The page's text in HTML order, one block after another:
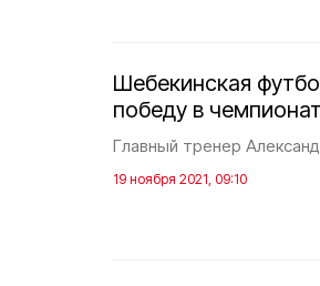
Шебекинская
победу в
Главный тренер
19 ноября 2021, 09:10